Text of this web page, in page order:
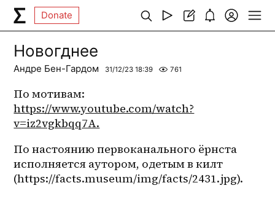
Donate
Новогднее
Андре Бен-Гардом 31/12/23 18:39 761
https://www.youtube.com/watch?
v=iz2vgkbqq7A.
По настоянию первоканального ёрнста
исполняется аутором, одетым в килт
(https://facts.museum/img/facts/2431.jpg).